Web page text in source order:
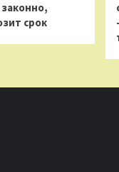
срок